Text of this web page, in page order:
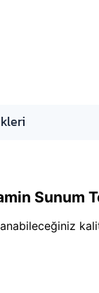
Sunum